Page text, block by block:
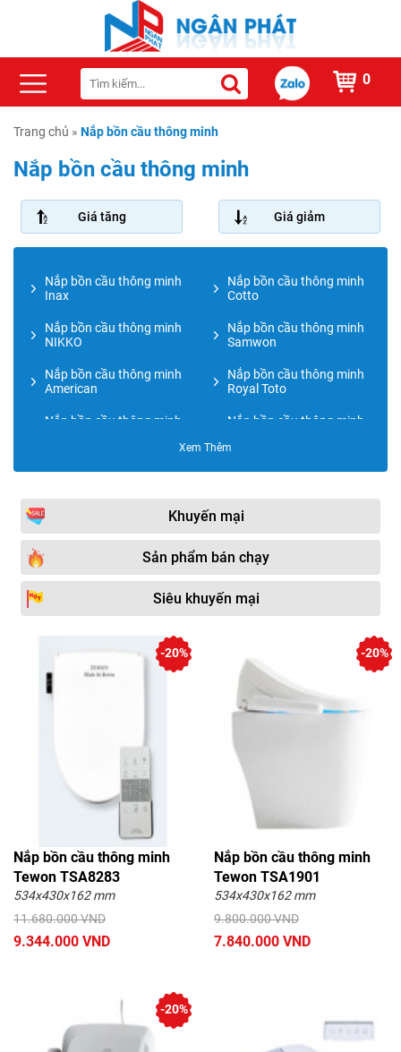
0
Trang chủ » Nắp bồn cầu thông minh
Nắp bồn cầu thông minh
Giá tăng Giá giảm
Nắp bồn cầu thông minh
Inax
Nắp bồn cầu thông minh
Cotto
Nắp bồn cầu thông minh
NIKKO
Nắp bồn cầu thông minh
Samwon
Nắp bồn cầu thông minh
American
Nắp bồn cầu thông minh
Royal Toto
Nắp bồn cầu thông minh
Nắp bồn cầu thông minh
Nắp bồn cầu thông minh
Nắp bồn cầu thông minh
HuynDae Bidet
Nắp bồn cầu thông minh
Kohler
Nắp bồn cầu thông minh
Kazoshi
Nắp bồn cầu thông minh
Nắp bồn cầu thông minh
Nắp bồn cầu thông minh
Duravit
Nắp bồn cầu thông minh
MCM
Nắp bồn cầu thông minh
Nắp bồn cầu thông minh
Arca
Nắp bồn cầu thông minh
Nắp bồn cầu thông minh
JOMOO
Nắp bồn cầu thông minh
Nắp bồn cầu thông minh
TEWON
Xem Thêm
Khuyến mại
Sản phẩm bán chạy
Siêu khuyến mại
Nắp bồn cầu thông minh
Tewon TSA8283
534x430x162 mm
11.680.000 VND
9.344.000 VND
-20%
Nắp bồn cầu thông minh
Tewon TSA1901
534x430x162 mm
9.800.000 VND
7.840.000 VND
-20%
-20%